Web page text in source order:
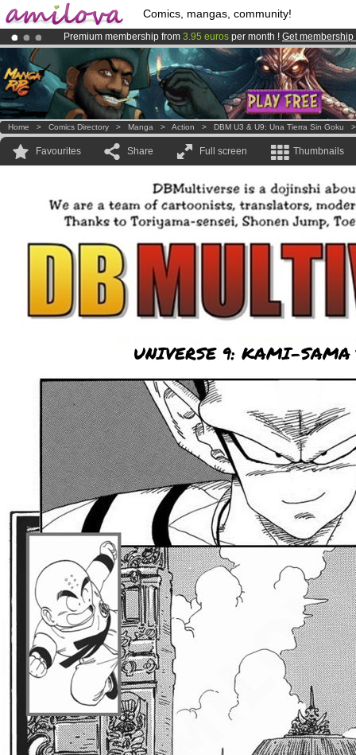
Comics, mangas, community!
Premium membership from 3.95 euros per month ! Get membership
AmilovaKickstarter is now LIVE!.
Already 100000membersand 1000 comics & mangas!.
Home > Comics Directory > Manga > Action > DBM U3 & U9: Una Tierra Sin Goku
Favourites Share Full screen Thumbnails
UNIVERSE 9: KAMI-